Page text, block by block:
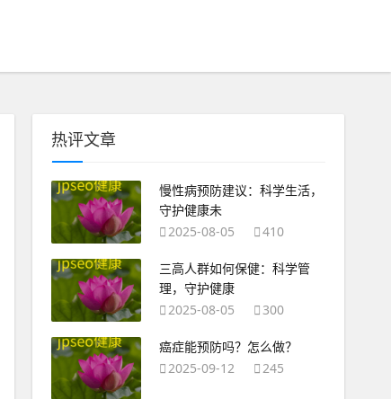
热评文章
慢性病预防建议：科学生活，
守护健康未
2025-08-05
410
三高人群如何保健：科学管
理，守护健康
2025-08-05
300
癌症能预防吗？怎么做？
2025-09-12
245